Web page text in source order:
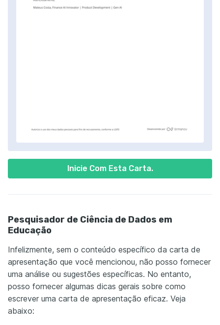
Inicie Com Esta Carta.
Pesquisador de Ciência de Dados em
Educação
Infelizmente, sem o conteúdo específico da carta de
apresentação que você mencionou, não posso fornecer
uma análise ou sugestões específicas. No entanto,
posso fornecer algumas dicas gerais sobre como
escrever uma carta de apresentação eficaz. Veja
abaixo: